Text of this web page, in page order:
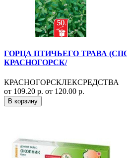
ГОРЦА ПТИЧЬЕГО ТРАВА
КРАСНОГОРСК/
КРАСНОГОРСКЛЕКСРЕДСТВА
от 109.20 р. от 120.00 р.
В корзину